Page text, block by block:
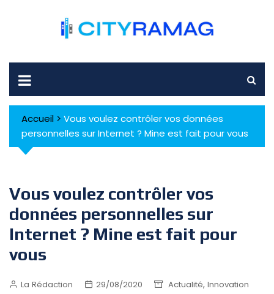
Accueil > Vous voulez contrôler vos données
personnelles sur Internet ? Mine est fait pour vous
Vous voulez contrôler vos
données personnelles sur
Internet ? Mine est fait pour
vous
La Rédaction 29/08/2020 Actualité, Innovation